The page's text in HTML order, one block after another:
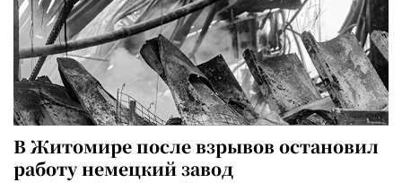
В Житомире после взрывов остановил
работу немецкий завод